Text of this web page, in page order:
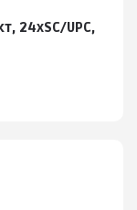
24хSC/UPC,